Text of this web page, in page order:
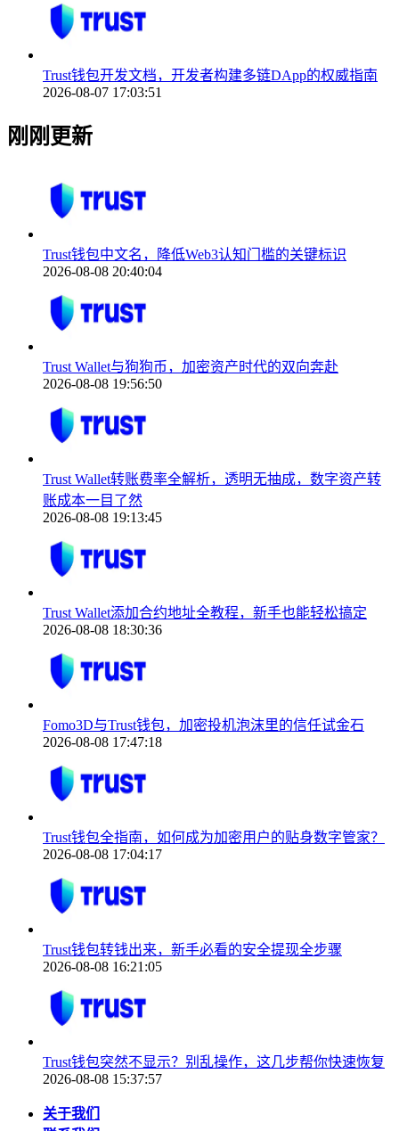
Trust钱包开发文档，开发者构建多链DApp的权威指南
2026-08-07 17:03:51
刚刚更新
Trust钱包中文名，降低Web3认知门槛的关键标识
2026-08-08 20:40:04
Trust Wallet与狗狗币，加密资产时代的双向奔赴
2026-08-08 19:56:50
Trust Wallet转账费率全解析，透明无抽成，数字资产转
账成本一目了然
2026-08-08 19:13:45
Trust Wallet添加合约地址全教程，新手也能轻松搞定
2026-08-08 18:30:36
Fomo3D与Trust钱包，加密投机泡沫里的信任试金石
2026-08-08 17:47:18
Trust钱包全指南，如何成为加密用户的贴身数字管家？
2026-08-08 17:04:17
Trust钱包转钱出来，新手必看的安全提现全步骤
2026-08-08 16:21:05
Trust钱包突然不显示？别乱操作，这几步帮你快速恢复
2026-08-08 15:37:57
关于我们